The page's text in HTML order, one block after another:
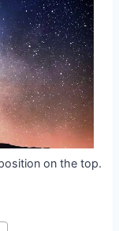
on the top.